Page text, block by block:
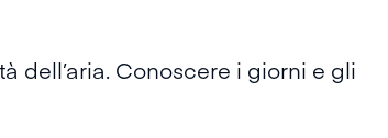
dell’aria. Conoscere i giorni e gli